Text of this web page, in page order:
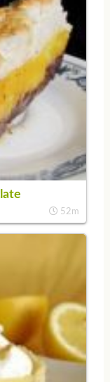
52m